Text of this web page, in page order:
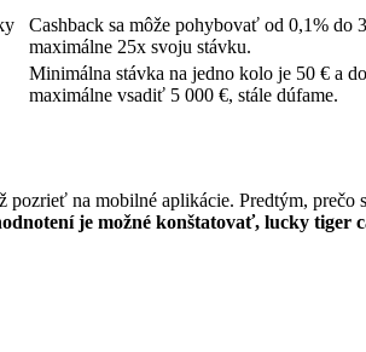
Cashback sa môže pohybovať od 0,1% do
maximálne 25x svoju stávku.
Minimálna stávka na jedno kolo je 50 € a
maximálne vsadiť 5 000 €, stále dúfame.
na mobilné aplikácie. Predtým, prečo
je možné konštatovať, lucky tiger